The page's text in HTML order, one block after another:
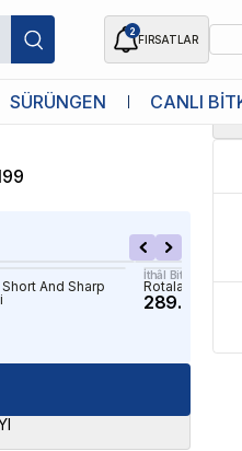
2
FIRSATLAR
SÜRÜNGEN CANLI
Saksı Canlı
And Sharp
İthâl Bitki
Rotala Florida
289.90 TL